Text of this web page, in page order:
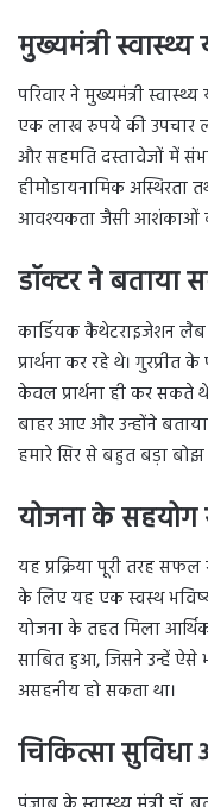
मुख्यमंत्री
परिवार ने मुख्यमंत्री
एक लाख रुपये की उपचार
और सहमति दस्तावेजों में
हीमोडायनामिक अस्थिरता
आवश्यकता जैसी आशंकाओं
डॉक्टर ने
कार्डियक कैथेटराइजेशन
प्रार्थना कर रहे थे।
केवल प्रार्थना ही कर सकते
बाहर आए और उन्होंने
हमारे सिर से बहुत बड़ा बोझ
योजना के सहयोग
यह प्रक्रिया पूरी तरह
के लिए यह एक स्वस्थ
योजना के तहत मिला
साबित हुआ, जिसने उन्हें ऐसे
असहनीय हो सकता था।
चिकित्सा सुविधा